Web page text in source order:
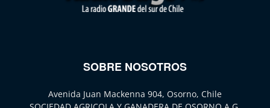
SOBRE NOSOTROS
Avenida Juan Mackenna 904, Osorno, Chile